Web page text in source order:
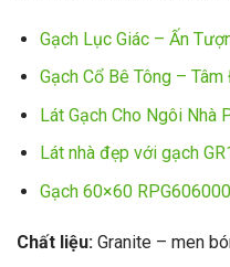
Gạch Lục Giác – Ấn
Gạch Cổ Bê Tông –
Lát Gạch Cho Ngôi Nhà
Lát nhà đẹp với gạch
Gạch 60×60
Chất liệu: Granite – men